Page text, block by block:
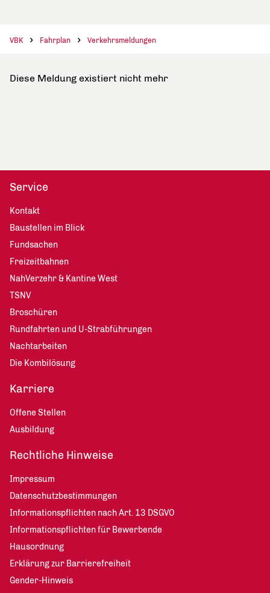
VBK Fahrplan Verkehrsmeldungen
Diese Meldung existiert nicht mehr
Service
Kontakt
Baustellen im Blick
Fundsachen
Freizeitbahnen
NahVerzehr & Kantine West
TSNV
Broschüren
Rundfahrten und U-Strabführungen
Nachtarbeiten
Die Kombilösung
Karriere
Offene Stellen
Ausbildung
Rechtliche Hinweise
Impressum
Datenschutzbestimmungen
Informationspflichten nach Art. 13 DSGVO
Informationspflichten für Bewerbende
Hausordnung
Erklärung zur Barrierefreiheit
Gender-Hinweis